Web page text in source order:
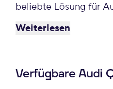
beliebte Lösung für
Weiterlesen
Verfügbare Audi